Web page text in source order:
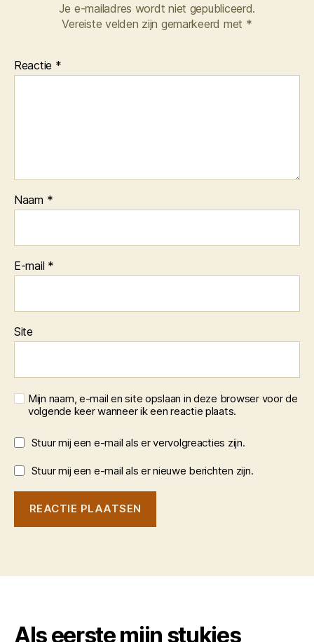
Je e-mailadres wordt niet gepubliceerd.
Vereiste velden zijn gemarkeerd met *
Reactie *
Naam *
E-mail *
Site
Mijn naam, e-mail en site opslaan in deze browser voor de
volgende keer wanneer ik een reactie plaats.
Stuur mij een e-mail als er vervolgreacties zijn.
Stuur mij een e-mail als er nieuwe berichten zijn.
Als eerste mijn stukjes